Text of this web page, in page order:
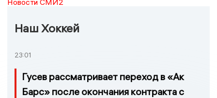
Новости СМИ2
Наш Хоккей
23:01
Гусев рассматривает переход в «Ак
Барс» после окончания контракта с